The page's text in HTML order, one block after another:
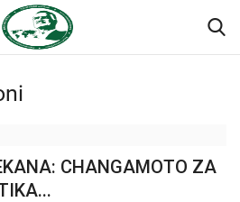
Kujiandikisha
CHANGAMOTO ZA